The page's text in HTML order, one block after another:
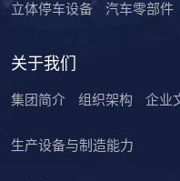
立体停车设备 汽车零部件
关于我们
集团简介 组织架构 企业
生产设备与制造能力